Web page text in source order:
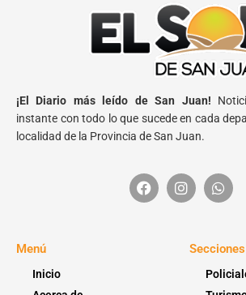
¡El Diario más leído de San Juan!
instante con todo lo que sucede en cada
localidad de la Provincia de San Juan.
Menú
Inicio
Secciones